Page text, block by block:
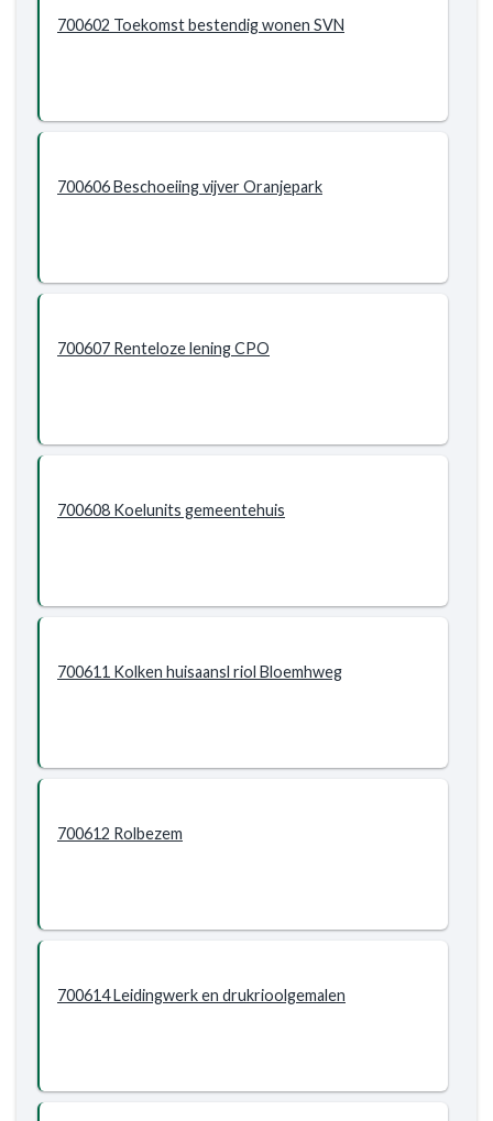
700602 Toekomst bestendig wonen SVN
700606 Beschoeiing vijver Oranjepark
700607 Renteloze lening CPO
700608 Koelunits gemeentehuis
700611 Kolken huisaansl riol Bloemhweg
700612 Rolbezem
700614 Leidingwerk en drukrioolgemalen